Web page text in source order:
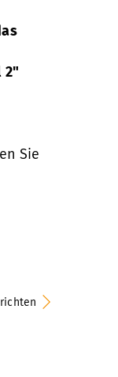
2"
Sie